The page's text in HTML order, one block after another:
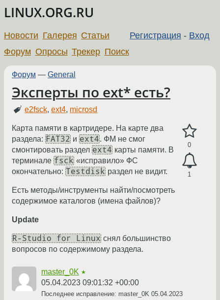
LINUX.ORG.RU
Регистрация - Вход
Новости Галерея Статьи
Форум Опросы Трекер Поиск
Форум — General
Эксперты по ext* есть?
e2fsck,ext4, microsd
0
1
Карта памяти в картридере. На карте два
раздела: FAT32 и ext4. ФМ не смог
смонтировать раздел ext4 карты памяти. В
терминале fsck «исправило» ФС
окончательно: Testdisk раздел не видит.
Есть методы/инструменты найти/посмотреть
содержимое каталогов (имена файлов)?
Update
R-Studio for Linux снял большинство
вопросов по содержимому раздела.
master_0K ★
05.04.2023 09:01:32 +00:00
Последнее исправление: master_0K 05.04.2023